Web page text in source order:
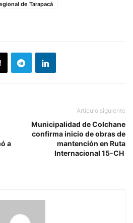
de Tarapacá
a
Artículo siguiente
Municipalidad de Colchane
confirma inicio de obras de
mantención en Ruta
Internacional 15-CH